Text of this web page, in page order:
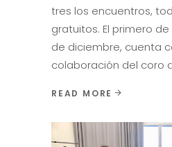
tres los encuentros,
gratuitos. El primero de
de diciembre, cuenta
colaboración del coro
READ MORE